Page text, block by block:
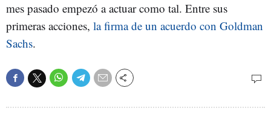
mes pasado empezó a actuar como tal. Entre sus
primeras acciones, la firma de un acuerdo con Goldman
Sachs.